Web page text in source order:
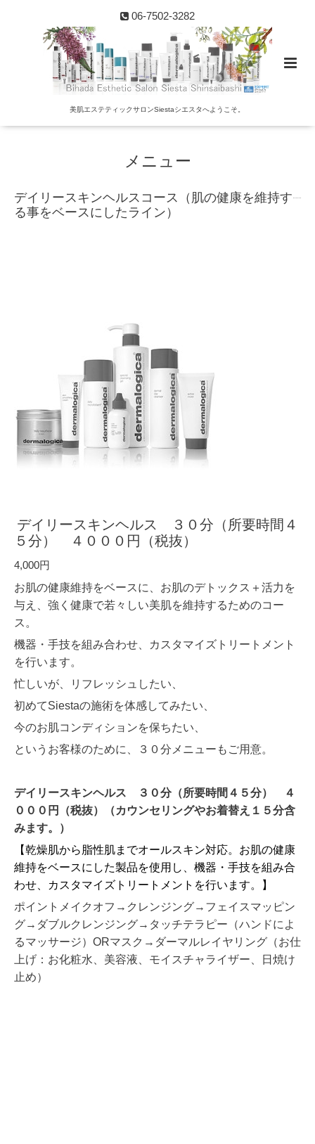
06-7502-3282
美肌エステティックサロンSiestaシエスタへようこそ。
メニュー
デイリースキンヘルスコース（肌の健康を維持す
る事をベースにしたライン）
デイリースキンヘルス ３０分（所要時間４
５分） ４０００円（税抜）
4,000円
お肌の健康維持をベースに、お肌のデトックス＋活力を
与え、強く健康で若々しい美肌を維持するためのコー
ス。
機器・手技を組み合わせ、カスタマイズトリートメント
を行います。
忙しいが、リフレッシュしたい、
初めてSiestaの施術を体感してみたい、
今のお肌コンディションを保ちたい、
というお客様のために、３０分メニューもご用意。
デイリースキンヘルス ３０分（所要時間４５分） ４
０００円（税抜）（カウンセリングやお着替え１５分含
みます。）
【乾燥肌から脂性肌までオールスキン対応。お肌の健康
維持をベースにした製品を使用し、機器・手技を組み合
わせ、カスタマイズトリートメントを行います。
】
ポイントメイクオフ→クレンジング→フェイスマッピン
グ→ダブルクレンジング→タッチテラピー（ハンドによ
るマッサージ）ORマスク→ダーマルレイヤリング（お仕
上げ：お化粧水、美容液、モイスチャライザー、日焼け
止め）